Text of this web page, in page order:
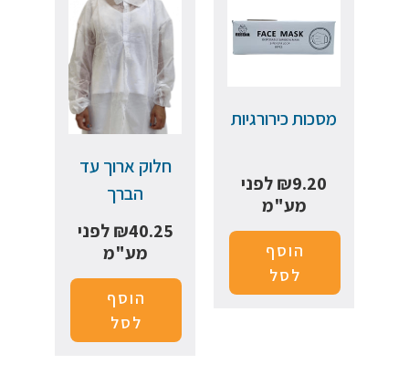
מסכות כירורגיות
₪9.20
לפני
מע"מ
הוסף
לסל
חלוק ארוך עד
הברך
₪40.25
לפני
מע"מ
הוסף
לסל